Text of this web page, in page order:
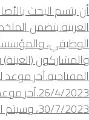
أن يتسم البحث
العربية.يتضمن
الوظيفي،
والمشاركون
المفتاحية.آخر موعد
26/4/2023.آخر
30/7/